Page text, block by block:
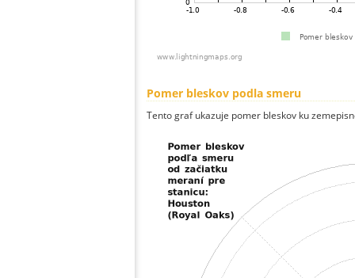
Pomer bleskov podla smeru
Tento graf ukazuje pomer bleskov ku